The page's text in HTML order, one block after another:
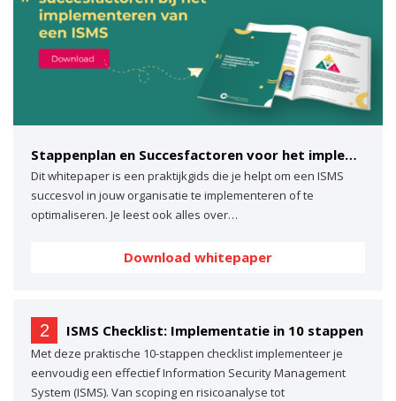
Stappenplan en Succesfactoren voor het implementeren van een ISMS
Dit whitepaper is een praktijkgids die je helpt om een ISMS
succesvol in jouw organisatie te implementeren of te
optimaliseren. Je leest ook alles over…
Download whitepaper
2 ISMS Checklist: Implementatie in 10 stappen
Met deze praktische 10-stappen checklist implementeer je
eenvoudig een effectief Information Security Management
System (ISMS). Van scoping en risicoanalyse tot